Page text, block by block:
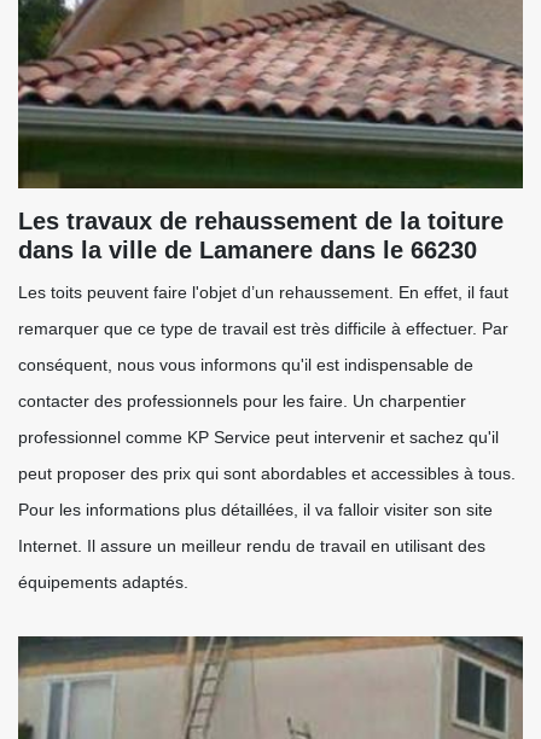
Les travaux de rehaussement de la toiture
dans la ville de Lamanere dans le 66230
Les toits peuvent faire l'objet d’un rehaussement. En effet, il faut
remarquer que ce type de travail est très difficile à effectuer. Par
conséquent, nous vous informons qu'il est indispensable de
contacter des professionnels pour les faire. Un charpentier
professionnel comme KP Service peut intervenir et sachez qu'il
peut proposer des prix qui sont abordables et accessibles à tous.
Pour les informations plus détaillées, il va falloir visiter son site
Internet. Il assure un meilleur rendu de travail en utilisant des
équipements adaptés.